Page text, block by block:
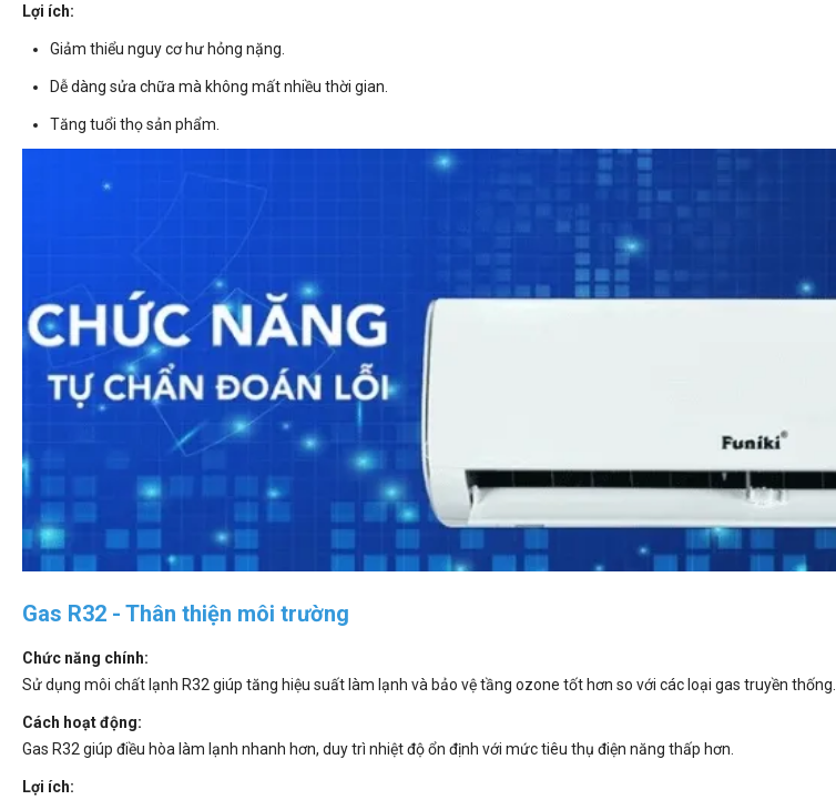
Lợi ích:
Giảm thiểu nguy cơ hư hỏng nặng.
Dễ dàng sửa chữa mà không mất nhiều thời gian.
Tăng tuổi thọ sản phẩm.
Gas R32 - Thân thiện môi trường
Chức năng chính:
Sử dụng môi chất lạnh R32 giúp tăng hiệu suất làm lạnh và bảo vệ tầng ozone tốt hơn so với các loại gas truyền thống.
Cách hoạt động:
Gas R32 giúp điều hòa làm lạnh nhanh hơn, duy trì nhiệt độ ổn định với mức tiêu thụ điện năng thấp hơn.
Lợi ích: